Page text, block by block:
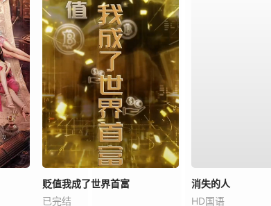
贬值我成了世界首富
已完结
消失的人
HD国语